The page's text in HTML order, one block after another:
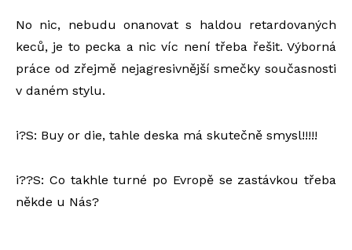
No nic, nebudu onanovat s haldou retardovaných
keců, je to pecka a nic víc není třeba řešit. Výborná
práce od zřejmě nejagresivnější smečky současnosti
v daném stylu.
i?S: Buy or die, tahle deska má skutečně smysl!!!!!
i??S: Co takhle turné po Evropě se zastávkou třeba
někde u Nás?